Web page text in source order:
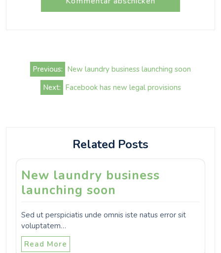
Beitrags-
Navigation
Previous: New laundry business launching soon
Next: Facebook has new legal provisions
Related Posts
New laundry business
launching soon
Sed ut perspiciatis unde omnis iste natus error sit
voluptatem…
Read More